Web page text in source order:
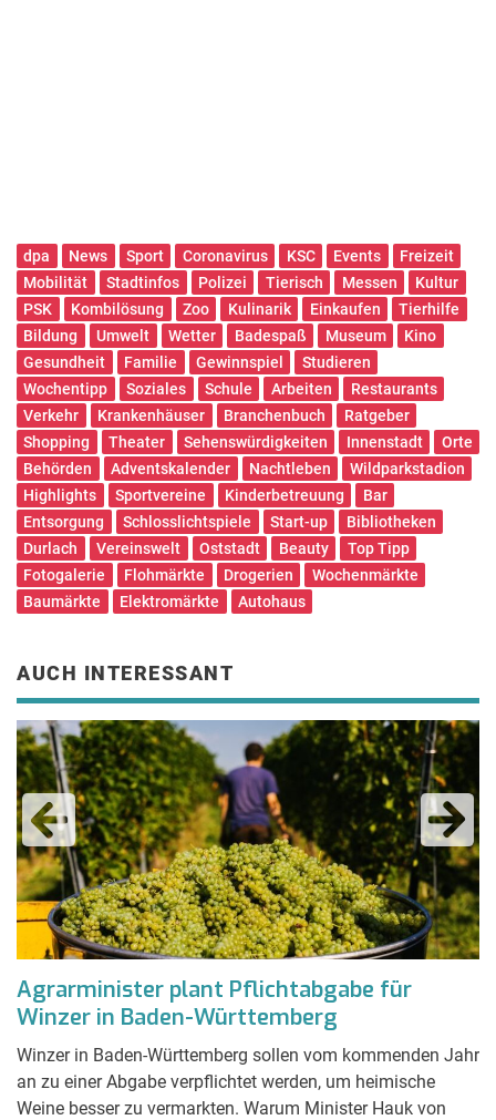
dpa News Sport Coronavirus KSC Events
Freizeit
Mobilität
Stadtinfos Polizei Tierisch Messen
Kultur
PSK
Kombilösung Zoo Kulinarik Einkaufen
Tierhilfe
Bildung
Umwelt Wetter Badespaß Museum
Kino
Gesundheit
Familie Gewinnspiel
Studieren
Wochentipp
Soziales Schule Arbeiten
Restaurants
Verkehr
Krankenhäuser Branchenbuch
Ratgeber
Shopping
Theater Sehenswürdigkeiten Innenstadt
Orte
Behörden
Adventskalender Nachtleben
Wildparkstadion
Highlights
Sportvereine Kinderbetreuung
Bar
Entsorgung
Schlosslichtspiele Start-up
Bibliotheken
Durlach
Vereinswelt Oststadt Beauty
Top Tipp
Fotogalerie
Flohmärkte Drogerien
Wochenmärkte
Baumärkte
Elektromärkte Autohaus
AUCH INTERESSANT
Agrarminister plant Pflichtabgabe für
Winzer in Baden-Württemberg
Winzer in Baden-Württemberg sollen vom kommenden Jahr
an zu einer Abgabe verpflichtet werden, um heimische
Weine besser zu vermarkten. Warum Minister Hauk von